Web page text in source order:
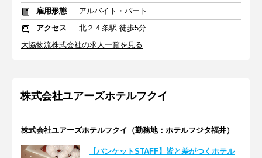
雇用形態
アルバイト・パート
アクセス
北２４条駅 徒歩5分
大協物流株式会社の求人一覧を見る
株式会社ユアーズホテルフクイ
株式会社ユアーズホテルフクイ（勤務地：ホテルフジタ福井）
【バンケットSTAFF】皆と差がつくホテル